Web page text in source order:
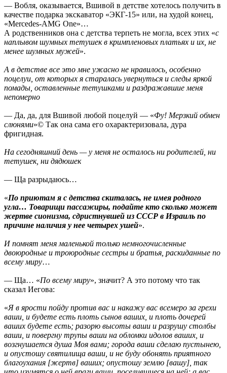
— Вобля, оказывается, Вшивой в детстве хотелось получить в
качестве подарка экскаватор «ЭКГ-15» или, на худой конец,
«Mercedes-AMG One»…
А родственников она с детства терпеть не могла, всех этих «с
наплывом шумных тетушек в кримпленовых платьях и их, не
менее шумных мужей».
А в детстве все это мне ужасно не нравилось, особенно
поцелуи, от которых я старалась увернуться и следы яркой
помады, оставленные тетушками и раздражавшие меня
непомерно
— Да, да, для Вшивой любой поцелуй — «Фу! Мерзкий обмен
слюнями»© Так она сама его охарактеризовала, дура
фригидная.
На сегодняшний день — у меня не осталось ни родителей, ни
тетушек, ни дядюшек
— Ща разрыдаюсь…
«По приютам я с детства скиталась, не имея родного
угла… Товарищи пассажиры, подайте кто сколько может
жертве сионизма, сдристнувшей из СССР в Израиль по
причине наличия у нее четырех ушей».
И помнят меня маленькой только немногочисленные
двоюродные и троюродные сестры и братья, раскиданные по
всему миру…
— Ща… «По всему миру», значит? А это потому что так
сказал Иегова:
«Я в ярости пойду против вас и накажу вас всемеро за грехи
ваши, и будете есть плоть сынов ваших, и плоть дочерей
ваших будете есть; разорю высоты ваши и разрушу столбы
ваши, и повергну трупы ваши на обломки идолов ваших, и
возгнушается душа Моя вами; города ваши сделаю пустынею,
и опустошу святилища ваши, и не буду обонять приятного
благоухания [жертв] ваших; опустошу землю [вашу], так